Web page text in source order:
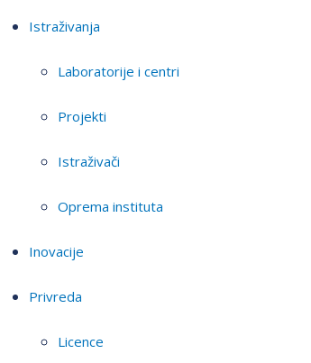
Istraživanja
Laboratorije i centri
Projekti
Istraživači
Oprema instituta
Inovacije
Privreda
Licence